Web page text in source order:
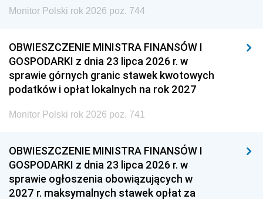
Monitor Polski rok 2026 poz. 744
OBWIESZCZENIE MINISTRA FINANSÓW I
GOSPODARKI z dnia 23 lipca 2026 r. w
sprawie górnych granic stawek kwotowych
podatków i opłat lokalnych na rok 2027
Monitor Polski rok 2026 poz. 741
OBWIESZCZENIE MINISTRA FINANSÓW I
GOSPODARKI z dnia 23 lipca 2026 r. w
sprawie ogłoszenia obowiązujących w
2027 r. maksymalnych stawek opłat za